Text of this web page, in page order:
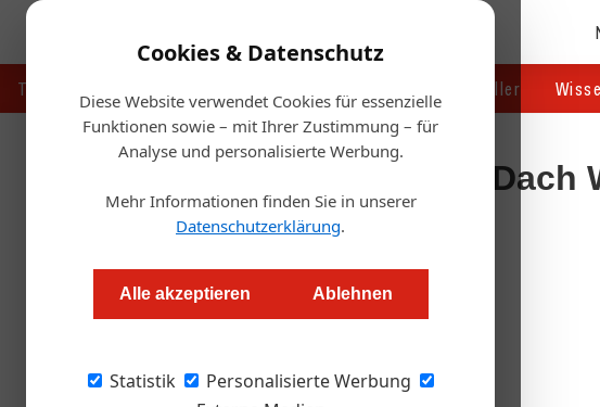
Cookies & Datenschutz
Diese Website verwendet Cookies für essenzielle
Funktionen sowie – mit Ihrer Zustimmung – für
Analyse und personalisierte Werbung.
Mehr Informationen finden Sie in unserer
Datenschutzerklärung.
Alle akzeptieren Ablehnen
Statistik
Personalisierte Werbung
Touristik Handel & Hersteller
Artikel von Von: Redaktion Dach